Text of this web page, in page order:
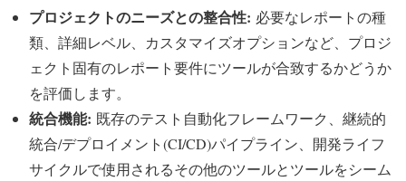
プロジェクトのニーズとの整合性: 必要なレポートの種
類、詳細レベル、カスタマイズオプションなど、プロジ
ェクト固有のレポート要件にツールが合致するかどうか
を評価します。
統合機能: 既存のテスト自動化フレームワーク、継続的
統合/デプロイメント(CI/CD)パイプライン、開発ライフ
サイクルで使用されるその他のツールとツールをシーム